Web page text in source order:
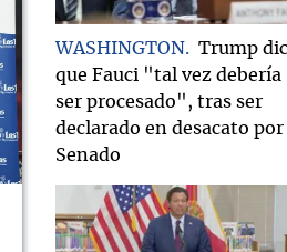
WASHINGTON
Trump
que Fauci "tal vez debería
ser procesado", tras ser
declarado en desacato por
Senado